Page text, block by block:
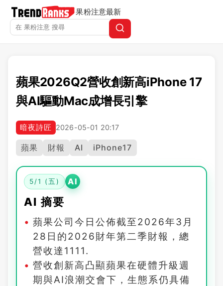
果粉注意最新
蘋果2026Q2營收創新高iPhone 17
與AI驅動Mac成增長引擎
暗夜詩匠 2026-05-01 20:17
蘋果 財報 AI iPhone17
5/1 (五) AI
AI 摘要
蘋果公司今日公佈截至2026年3月
28日的2026財年第二季財報，總
營收達1111.
營收創新高凸顯蘋果在硬體升級週
期與AI浪潮交會下，生態系仍具備